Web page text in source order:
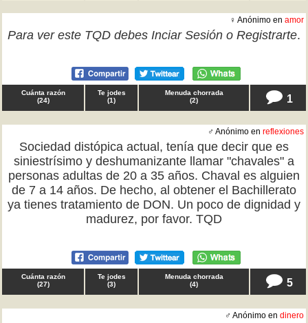
♀ Anónimo en amor
Para ver este TQD debes Inciar Sesión o Registrarte.
Cuánta razón
(24)
Te jodes
(1)
Menuda chorrada
(2) 1
♂ Anónimo en reflexiones
Sociedad distópica actual, tenía que decir que es
siniestrísimo y deshumanizante llamar "chavales" a
personas adultas de 20 a 35 años. Chaval es alguien
de 7 a 14 años. De hecho, al obtener el Bachillerato
ya tienes tratamiento de DON. Un poco de dignidad y
madurez, por favor. TQD
Cuánta razón
(27)
Te jodes
(3)
Menuda chorrada
(4) 5
♂ Anónimo en dinero